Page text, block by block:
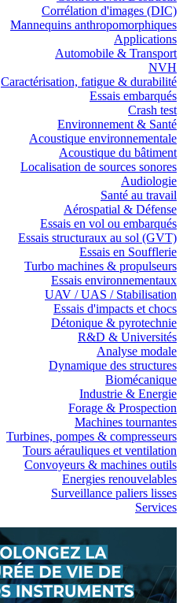
Corrélation d'images (DIC)
Mannequins anthropomorphiques
Applications
Automobile & Transport
NVH
Caractérisation, fatigue & durabilité
Essais embarqués
Crash test
Environnement & Santé
Acoustique environnementale
Acoustique du bâtiment
Localisation de sources sonores
Audiologie
Santé au travail
Aérospatial & Défense
Essais en vol ou embarqués
Essais structuraux au sol (GVT)
Essais en Soufflerie
Turbo machines & propulseurs
Essais environnementaux
UAV / UAS / Stabilisation
Essais d'impacts et chocs
Détonique & pyrotechnie
R&D & Universités
Analyse modale
Dynamique des structures
Biomécanique
Industrie & Energie
Forage & Prospection
Machines tournantes
Turbines, pompes & compresseurs
Tours aérauliques et ventilation
Convoyeurs & machines outils
Energies renouvelables
Surveillance paliers lisses
Services